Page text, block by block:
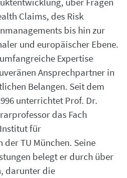
Claims, des Risk
bis hin zur
und europäischer Ebene.
Expertise
Ansprechpartner in
Belangen. Seit dem
unterrichtet Prof. Dr.
das Fach
für
TU München. Seine
belegt er durch über
darunter die